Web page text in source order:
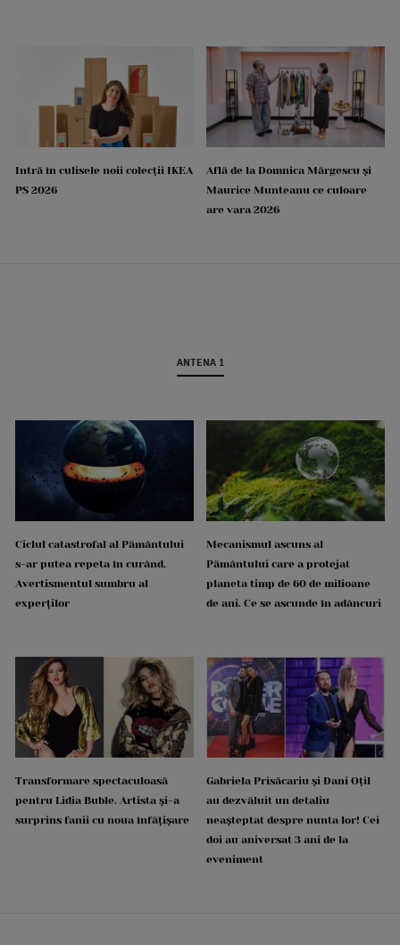
Intră în culisele noii colecții IKEA
PS 2026
Află de la Domnica Mărgescu și
Maurice Munteanu ce culoare
are vara 2026
ANTENA 1
Ciclul catastrofal al Pământului
s-ar putea repeta în curând.
Avertismentul sumbru al
experților
Mecanismul ascuns al
Pământului care a protejat
planeta timp de 60 de milioane
de ani. Ce se ascunde în adâncuri
Transformare spectaculoasă
pentru Lidia Buble. Artista și-a
surprins fanii cu noua înfățișare
Gabriela Prisăcariu și Dani Oțil
au dezvăluit un detaliu
neașteptat despre nunta lor! Cei
doi au aniversat 3 ani de la
eveniment